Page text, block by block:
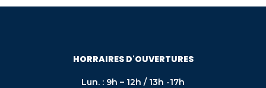
HORRAIRES D'OUVERTURES
Lun. : 9h – 12h / 13h -17h